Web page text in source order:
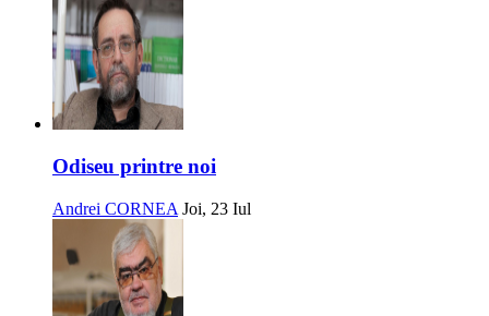
Odiseu printre noi
Andrei CORNEA Joi, 23 Iul